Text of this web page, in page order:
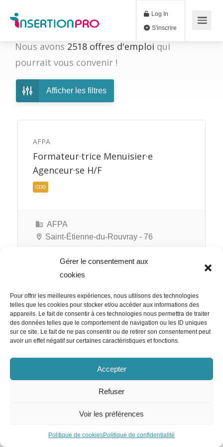
Gérer le consentement aux
cookies
Pour offrir les meilleures expériences, nous utilisons des technologies
telles que les cookies pour stocker et/ou accéder aux informations des
appareils. Le fait de consentir à ces technologies nous permettra de traiter
des données telles que le comportement de navigation ou les ID uniques
sur ce site. Le fait de ne pas consentir ou de retirer son consentement peut
avoir un effet négatif sur certaines caractéristiques et fonctions.
Accepter
Refuser
Voir les préférences
Politique de cookiesPolitique de confidentialité
Log In
Nous avons 2518 offres d'emploi qui
pourrait vous convenir !
Afficher les filtres
AFPA
Formateur·trice Menuisier·e
Agenceur·se H/F
CDD
AFPA
Saint-Étienne-du-Rouvray - 76
Responsable RH Appels d’Offre
H/F
RATP Cap Île-de-France
Team Emploi